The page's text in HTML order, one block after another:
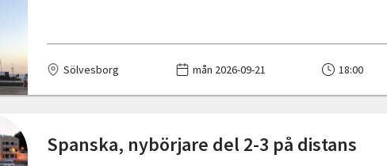
Sölvesborg mån 2026-09-21 18:00
Spanska, nybörjare del 2-3 på distans